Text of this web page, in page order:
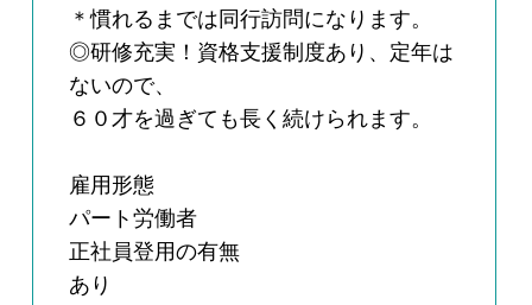
＊慣れるまでは同行訪問になります。
◎研修充実！資格支援制度あり、定年は
ないので、
６０才を過ぎても長く続けられます。
雇用形態
パート労働者
正社員登用の有無
あり